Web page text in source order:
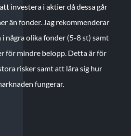
investera i aktier då dessa går
än fonder. Jag rekommenderar
några olika fonder (5-8 st) samt
för mindre belopp. Detta är för
risker samt att lära sig hur
fungerar.